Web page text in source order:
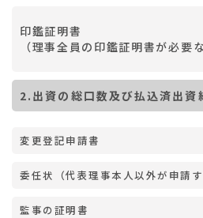
印鑑証明書
（理事全員の印鑑証明書が必要
2.出資の総口数及び払込済出資
変更登記申請書
委任状（代表理事本人以外が申請す
監事の証明書